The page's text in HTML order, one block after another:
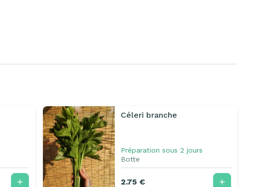
Céleri branche
Préparation sous 2 jours
Botte
2.75 €